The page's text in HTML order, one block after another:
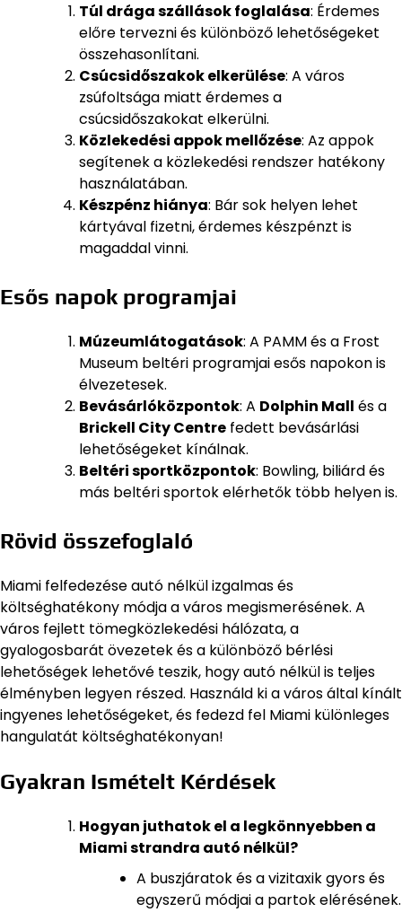
Túl drága szállások foglalása: Érdemes
előre tervezni és különböző lehetőségeket
összehasonlítani.
Csúcsidőszakok elkerülése: A város
zsúfoltsága miatt érdemes a
csúcsidőszakokat elkerülni.
Közlekedési appok mellőzése: Az appok
segítenek a közlekedési rendszer hatékony
használatában.
Készpénz hiánya: Bár sok helyen lehet
kártyával fizetni, érdemes készpénzt is
magaddal vinni.
Esős napok programjai
Múzeumlátogatások: A PAMM és a Frost
Museum beltéri programjai esős napokon is
élvezetesek.
Bevásárlóközpontok: A Dolphin Mall és a
Brickell City Centre fedett bevásárlási
lehetőségeket kínálnak.
Beltéri sportközpontok: Bowling, biliárd és
más beltéri sportok elérhetők több helyen is.
Rövid összefoglaló
Miami felfedezése autó nélkül izgalmas és
költséghatékony módja a város megismerésének. A
város fejlett tömegközlekedési hálózata, a
gyalogosbarát övezetek és a különböző bérlési
lehetőségek lehetővé teszik, hogy autó nélkül is teljes
élményben legyen részed. Használd ki a város által kínált
ingyenes lehetőségeket, és fedezd fel Miami különleges
hangulatát költséghatékonyan!
Gyakran Ismételt Kérdések
Hogyan juthatok el a legkönnyebben a
Miami strandra autó nélkül?
A buszjáratok és a vizitaxik gyors és
egyszerű módjai a partok elérésének.